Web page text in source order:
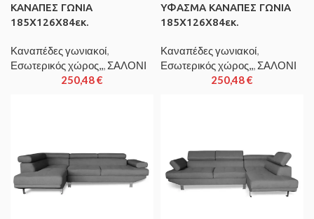
ΚΑΝΑΠΕΣ ΓΩΝΙΑ
185Χ126X84εκ.
Καναπέδες γωνιακοί,
Εσωτερικός χώρος,,, ΣΑΛΟΝΙ
250,48€
ΥΦΑΣΜΑ ΚΑΝΑΠΕΣ ΓΩΝΙΑ
185Χ126X84εκ.
Καναπέδες γωνιακοί,
Εσωτερικός χώρος,,, ΣΑΛΟΝΙ
250,48€